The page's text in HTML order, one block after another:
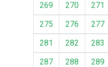
269
270 271
275
276 277
281
282 283
287
288 289